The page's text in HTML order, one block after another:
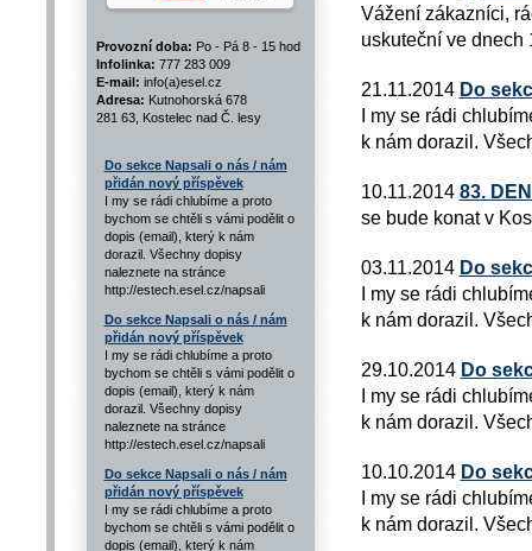
Provozní doba: Po - Pá 8 - 15 hod
Infolinka: 777 283 009
E-mail: info(a)esel.cz
Adresa: Kutnohorská 678
281 63, Kostelec nad Č. lesy
Do sekce Napsali o nás / nám
přidán nový příspěvek
I my se rádi chlubíme a proto
bychom se chtěli s vámi podělit o
dopis (email), který k nám
dorazil. Všechny dopisy
naleznete na stránce
http://estech.esel.cz/napsali
Do sekce Napsali o nás / nám
přidán nový příspěvek
I my se rádi chlubíme a proto
bychom se chtěli s vámi podělit o
dopis (email), který k nám
dorazil. Všechny dopisy
naleznete na stránce
http://estech.esel.cz/napsali
Do sekce Napsali o nás / nám
přidán nový příspěvek
I my se rádi chlubíme a proto
bychom se chtěli s vámi podělit o
dopis (email), který k nám
Vážení zákazníci,
uskuteční ve dnech
21.11.2014 Do
I my se rádi
k nám dorazil.
10.11.2014 83.
se bude konat v
03.11.2014 Do
I my se rádi
k nám dorazil.
29.10.2014 Do
I my se rádi
k nám dorazil.
10.10.2014 Do
I my se rádi
k nám dorazil.